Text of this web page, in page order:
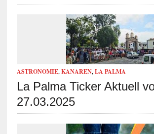
ASTRONOMIE,KANAREN,LA PALMA
La Palma Ticker Aktuell
27.03.2025